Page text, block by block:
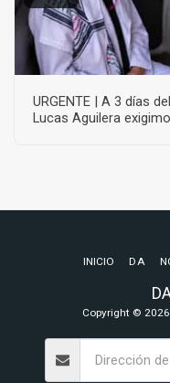
URGENTE | A 3 días
Lucas Aguilera
Copyright ©
INICIO DA